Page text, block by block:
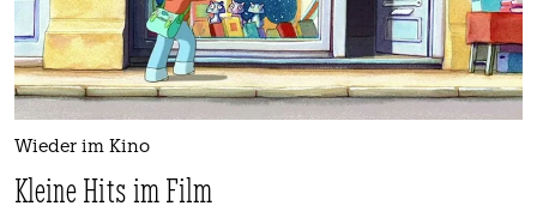
Wieder im Kino
Kleine Hits im Film